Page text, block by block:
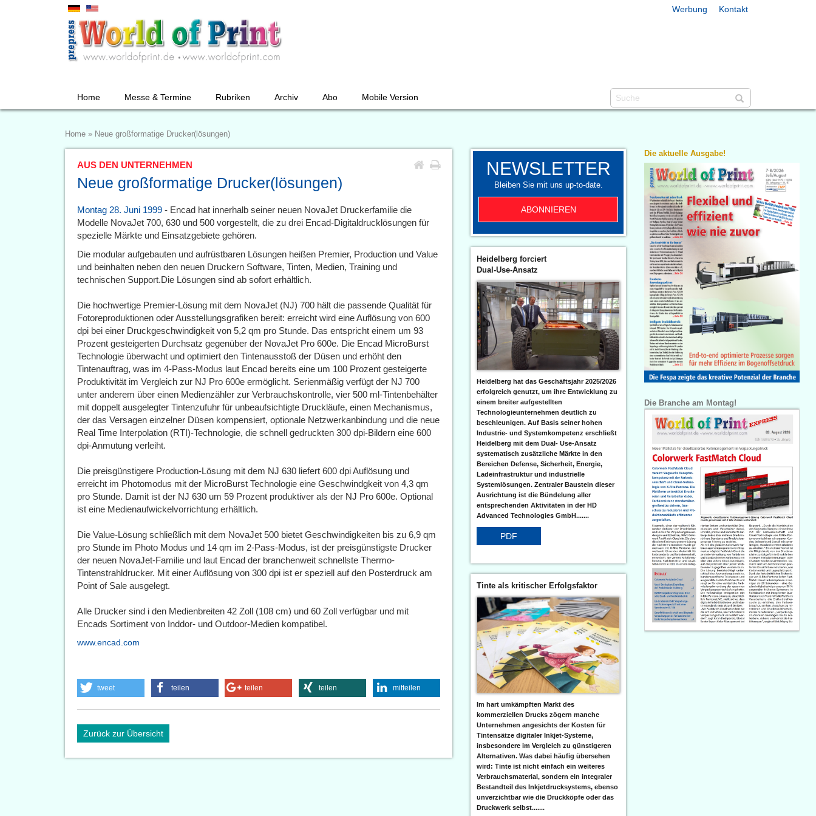
Werbung Kontakt
Home Messe & Termine Rubriken Archiv Abo Mobile Version
Home » Neue großformatige Drucker(lösungen)
AUS DEN UNTERNEHMEN
Neue großformatige Drucker(lösungen)
Montag 28. Juni 1999 - Encad hat innerhalb seiner neuen NovaJet Druckerfamilie die
Modelle NovaJet 700, 630 und 500 vorgestellt, die zu drei Encad-Digitaldrucklösungen für
spezielle Märkte und Einsatzgebiete gehören.
Die modular aufgebauten und aufrüstbaren Lösungen heißen Premier, Production und Value
und beinhalten neben den neuen Druckern Software, Tinten, Medien, Training und
technischen Support.Die Lösungen sind ab sofort erhältlich.
Die hochwertige Premier-Lösung mit dem NovaJet (NJ) 700 hält die passende Qualität für
Fotoreproduktionen oder Ausstellungsgrafiken bereit: erreicht wird eine Auflösung von 600
dpi bei einer Druckgeschwindigkeit von 5,2 qm pro Stunde. Das entspricht einem um 93
Prozent gesteigerten Durchsatz gegenüber der NovaJet Pro 600e. Die Encad MicroBurst
Technologie überwacht und optimiert den Tintenausstoß der Düsen und erhöht den
Tintenauftrag, was im 4-Pass-Modus laut Encad bereits eine um 100 Prozent gesteigerte
Produktivität im Vergleich zur NJ Pro 600e ermöglicht. Serienmäßig verfügt der NJ 700
unter anderem über einen Medienzähler zur Verbrauchskontrolle, vier 500 ml-Tintenbehälter
mit doppelt ausgelegter Tintenzufuhr für unbeaufsichtigte Druckläufe, einen Mechanismus,
der das Versagen einzelner Düsen kompensiert, optionale Netzwerkanbindung und die neue
Real Time Interpolation (RTI)-Technologie, die schnell gedruckten 300 dpi-Bildern eine 600
dpi-Anmutung verleiht.
Die preisgünstigere Production-Lösung mit dem NJ 630 liefert 600 dpi Auflösung und
erreicht im Photomodus mit der MicroBurst Technologie eine Geschwindgkeit von 4,3 qm
pro Stunde. Damit ist der NJ 630 um 59 Prozent produktiver als der NJ Pro 600e. Optional
ist eine Medienaufwickelvorrichtung erhältlich.
Die Value-Lösung schließlich mit dem NovaJet 500 bietet Geschwindigkeiten bis zu 6,9 qm
pro Stunde im Photo Modus und 14 qm im 2-Pass-Modus, ist der preisgünstigste Drucker
der neuen NovaJet-Familie und laut Encad der branchenweit schnellste Thermo-
Tintenstrahldrucker. Mit einer Auflösung von 300 dpi ist er speziell auf den Posterdruck am
Point of Sale ausgelegt.
Alle Drucker sind i den Medienbreiten 42 Zoll (108 cm) und 60 Zoll verfügbar und mit
Encads Sortiment von Inddor- und Outdoor-Medien kompatibel.
www.encad.com
tweet teilen teilen teilen mitteilen
Zurück zur Übersicht
NEWSLETTER
Bleiben Sie mit uns up-to-date.
ABONNIEREN
Heidelberg forciert
Dual-Use-Ansatz
Heidelberg hat das Geschäftsjahr 2025/2026
erfolgreich genutzt, um ihre Entwicklung zu
einem breiter aufgestellten
Technologieunternehmen deutlich zu
beschleunigen. Auf Basis seiner hohen
Industrie- und Systemkompetenz erschließt
Heidelberg mit dem Dual- Use-Ansatz
systematisch zusätzliche Märkte in den
Bereichen Defense, Sicherheit, Energie,
Ladeinfrastruktur und industrielle
Systemlösungen. Zentraler Baustein dieser
Ausrichtung ist die Bündelung aller
entsprechenden Aktivitäten in der HD
Advanced Technologies GmbH.......
PDF
Tinte als kritischer Erfolgsfaktor
Im hart umkämpften Markt des
kommerziellen Drucks zögern manche
Unternehmen angesichts der Kosten für
Tintensätze digitaler Inkjet-Systeme,
insbesondere im Vergleich zu günstigeren
Alternativen. Was dabei häufig übersehen
wird: Tinte ist nicht einfach ein weiteres
Verbrauchsmaterial, sondern ein integraler
Bestandteil des Inkjetdrucksystems, ebenso
unverzichtbar wie die Druckköpfe oder das
Druckwerk selbst.......
Die aktuelle Ausgabe!
Die Branche am Montag!